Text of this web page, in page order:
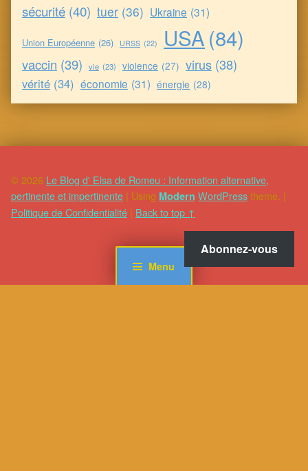
Menu
sécurité (40) tuer (36) Ukraine (31)
Union Européenne (26) URSS (22) USA(84)
vaccin (39) vie (23) violence (27) virus (38)
vérité (34) économie (31) énergie (28)
© 2026 Le Blog d' Elsa de Romeu : Information alternative,
pertinente et impertinente | Using Modern WordPresstheme. |
Politique de Confidentialité | Back to top ↑
Abonnez-vous